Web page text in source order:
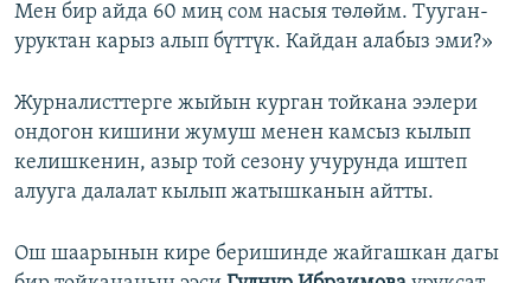
Мен бир айда 60 миң сом насыя төлөйм. Тууган-
уруктан карыз алып бүттүк. Кайдан алабыз эми?»
Журналисттерге жыйын курган тойкана ээлери
ондогон кишини жумуш менен камсыз кылып
келишкенин, азыр той сезону учурунда иштеп
алууга далалат кылып жатышканын айтты.
Ош шаарынын кире беришинде жайгашкан дагы